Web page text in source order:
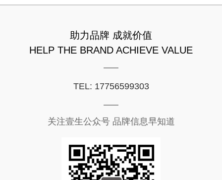
助力品牌 成就价值
HELP THE BRAND ACHIEVE VALUE
TEL: 17756599303
关注壹生公众号 品牌信息早知道